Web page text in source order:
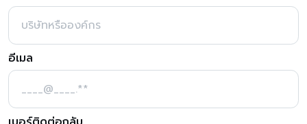
อีเมล